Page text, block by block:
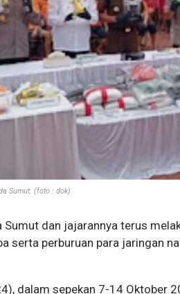
Sumut. (foto : dok)
Sumut dan jajarannya terus
serta perburuan para jaringan
dalam sepekan 7-14 Oktober